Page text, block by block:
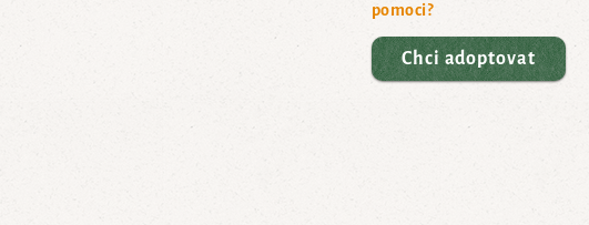
pomoci?
Chci adoptovat